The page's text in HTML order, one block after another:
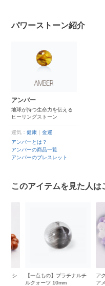
パワーストーン紹介
アンバー
地球が持つ生命力を伝える
ヒーリングストーン
運気：健康 ｜金運
アンバーとは？
アンバーの商品一覧
アンバーのブレスレット
このアイテムを見た人
【一点もの】プラチナルチ
ルクォーツ 10mm
アクアマ
アメジ